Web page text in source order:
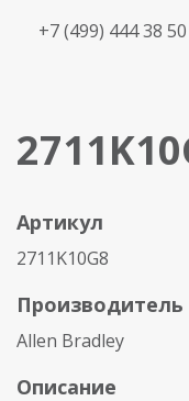
+7 (499) 444 38 50
Артикул
2711K10G8
Производитель
Allen Bradley
Описание